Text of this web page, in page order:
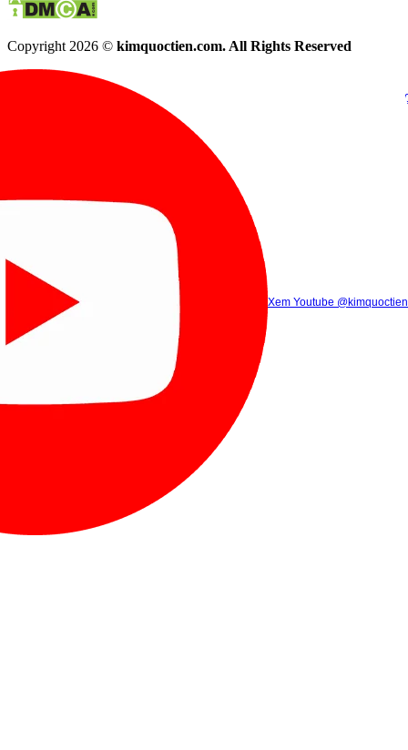
Copyright 2026 © kimquoctien.com. All Rights Reserved
Xem Tik Tok
(8h00 - 21h30)
(8h00 -
Gọi điện (8h00 - 21h30)
Xem Youtube @kimquoctien